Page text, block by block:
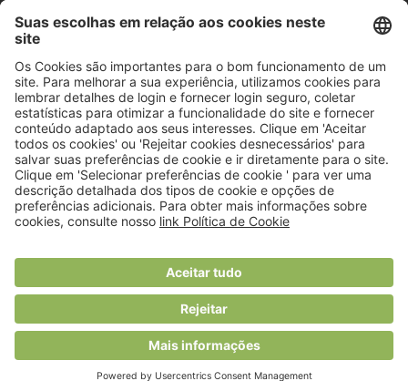
© 2018 Viver Saudável
O portal dos profissionais de nutrição
Created byRHP Consulting